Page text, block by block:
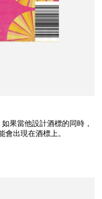
果當他設計酒標的同時，
出現在酒標上。